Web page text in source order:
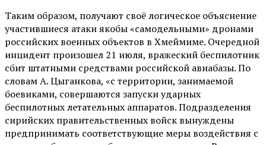
Таким образом, получают своё логическое объяснение
участившиеся атаки якобы «самодельными» дронами
российских военных объектов в Хмеймиме. Очередной
инцидент произошел 21 июля, вражеский беспилотник
сбит штатными средствами российской авиабазы. По
словам А. Цыганкова, «с территории, занимаемой
боевиками, совершаются запуски ударных
беспилотных летательных аппаратов. Подразделения
сирийских правительственных войск вынуждены
предпринимать соответствующие меры воздействия с